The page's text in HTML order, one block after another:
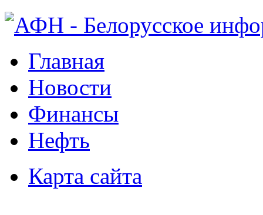
Главная
Новости
Финансы
Нефть
Карта сайта